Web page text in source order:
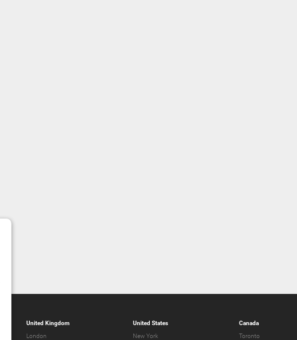
United Kingdom
London
United States
New York
Canada
Toronto